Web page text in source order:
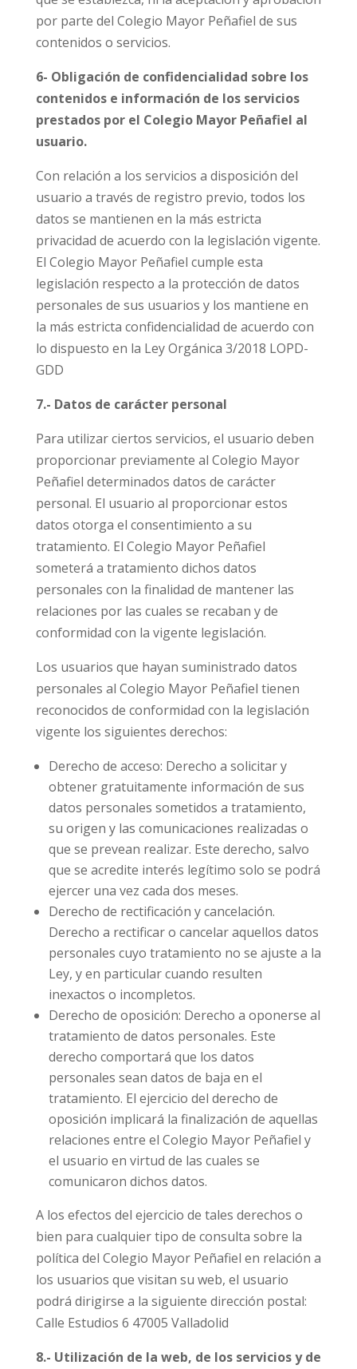
por parte del Colegio Mayor Peñafiel de sus
contenidos o servicios.
6- Obligación de confidencialidad sobre los
contenidos e información de los servicios
prestados por el Colegio Mayor Peñafiel al
usuario.
Con relación a los servicios a disposición del
usuario a través de registro previo, todos los
datos se mantienen en la más estricta
privacidad de acuerdo con la legislación vigente.
El Colegio Mayor Peñafiel cumple esta
legislación respecto a la protección de datos
personales de sus usuarios y los mantiene en
la más estricta confidencialidad de acuerdo con
lo dispuesto en la Ley Orgánica 3/2018 LOPD-
GDD
7.- Datos de carácter personal
Para utilizar ciertos servicios, el usuario deben
proporcionar previamente al Colegio Mayor
Peñafiel determinados datos de carácter
personal. El usuario al proporcionar estos
datos otorga el consentimiento a su
tratamiento. El Colegio Mayor Peñafiel
someterá a tratamiento dichos datos
personales con la finalidad de mantener las
relaciones por las cuales se recaban y de
conformidad con la vigente legislación.
Los usuarios que hayan suministrado datos
personales al Colegio Mayor Peñafiel tienen
reconocidos de conformidad con la legislación
vigente los siguientes derechos:
Derecho de acceso: Derecho a solicitar y
obtener gratuitamente información de sus
datos personales sometidos a tratamiento,
su origen y las comunicaciones realizadas o
que se prevean realizar. Este derecho, salvo
que se acredite interés legítimo solo se podrá
ejercer una vez cada dos meses.
Derecho de rectificación y cancelación.
Derecho a rectificar o cancelar aquellos datos
personales cuyo tratamiento no se ajuste a la
Ley, y en particular cuando resulten
inexactos o incompletos.
Derecho de oposición: Derecho a oponerse al
tratamiento de datos personales. Este
derecho comportará que los datos
personales sean datos de baja en el
tratamiento. El ejercicio del derecho de
oposición implicará la finalización de aquellas
relaciones entre el Colegio Mayor Peñafiel y
el usuario en virtud de las cuales se
comunicaron dichos datos.
A los efectos del ejercicio de tales derechos o
bien para cualquier tipo de consulta sobre la
política del Colegio Mayor Peñafiel en relación a
los usuarios que visitan su web, el usuario
podrá dirigirse a la siguiente dirección postal:
Calle Estudios 6 47005 Valladolid
8.- Utilización de la web, de los servicios y de